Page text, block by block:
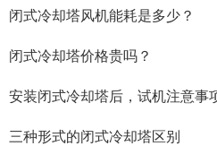
闭式冷却塔风机能耗是多少？
闭式冷却塔价格贵吗？
安装闭式冷却塔后，试机注意事
三种形式的闭式冷却塔区别